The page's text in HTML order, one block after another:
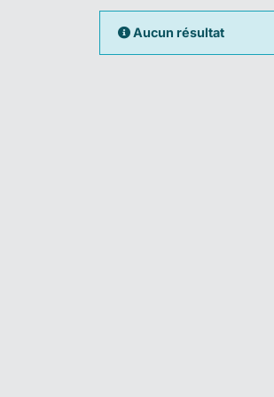
Aucun résultat